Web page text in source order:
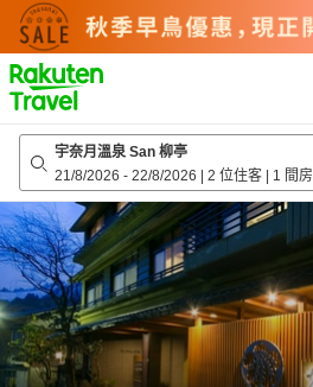
to
top
page
宇奈月溫泉 San 柳亭
21/8/2026 - 22/8/2026 | 2 位住客 | 1 間房